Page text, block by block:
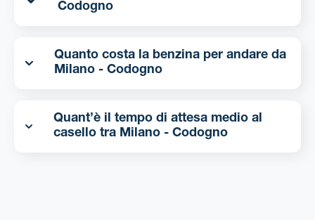
Codogno
Quanto costa la benzina per andare da
Milano - Codogno
Quant’è il tempo di attesa medio al
casello tra Milano - Codogno